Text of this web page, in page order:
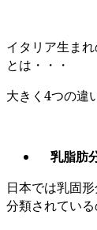
イタリア生ま
とは・・・
大きく4つの違
乳脂肪
日本では乳固
分類されている